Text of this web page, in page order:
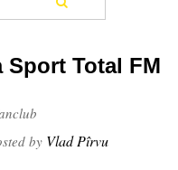
Sport Total FM
by Vlad Pîrvu